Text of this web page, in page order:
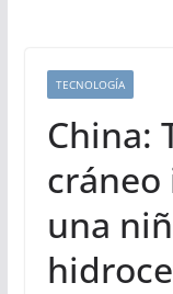
TECNOLOGÍA
China:
cráneo
una